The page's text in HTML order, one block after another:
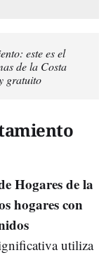
este es el
de la Costa
gratuito
Hogares de la
hogares con
utiliza